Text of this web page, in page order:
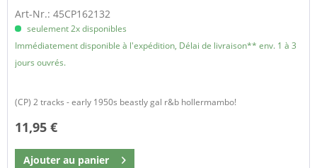
Art-Nr.: 45CP162132
seulement 2x disponibles
Immédiatement disponible à l'expédition, Délai de livraison** env. 1 à 3
jours ouvrés.
(CP) 2 tracks - early 1950s beastly gal r&b hollermambo!
11,95 €
Ajouter au panier